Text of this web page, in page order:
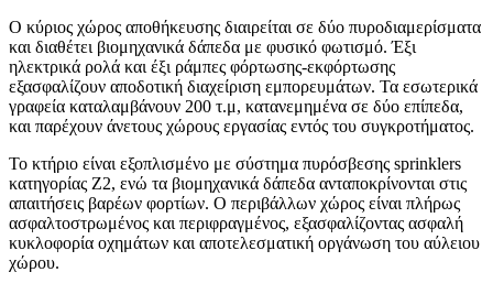
Ο κύριος χώρος αποθήκευσης διαιρείται σε δύο πυροδιαμερίσματα
και διαθέτει βιομηχανικά δάπεδα με φυσικό φωτισμό. Έξι
ηλεκτρικά ρολά και έξι ράμπες φόρτωσης-εκφόρτωσης
εξασφαλίζουν αποδοτική διαχείριση εμπορευμάτων. Τα εσωτερικά
γραφεία καταλαμβάνουν 200 τ.μ, κατανεμημένα σε δύο επίπεδα,
και παρέχουν άνετους χώρους εργασίας εντός του συγκροτήματος.
Το κτήριο είναι εξοπλισμένο με σύστημα πυρόσβεσης sprinklers
κατηγορίας Z2, ενώ τα βιομηχανικά δάπεδα ανταποκρίνονται στις
απαιτήσεις βαρέων φορτίων. Ο περιβάλλων χώρος είναι πλήρως
ασφαλτοστρωμένος και περιφραγμένος, εξασφαλίζοντας ασφαλή
κυκλοφορία οχημάτων και αποτελεσματική οργάνωση του αύλειου
χώρου.